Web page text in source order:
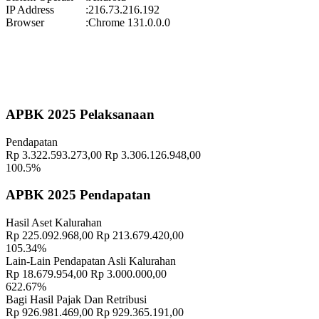
Geografis 10 November 2021
Memahami Peran dan Makna Rois dalam Pembinaan Rois di
Kalurahan Wukirsari 02 April 2024
Sampai Saat Ini 21 November 2022
Profil Lurah 17 November 2021
Sinergi Pamong dan Dukuh Diperkuat dalam Rapat Koordinasi
Pemerintah Kalurahan Wukirsari 22 Juli 2025
Perkenalan Kanit Binmas dan Kanit Intel Polsek Cangkringan Di
Kalurahan Wukirsari 07 Februari 2023
Pekan Olahraga Kalurahan Wukirsari 2025 Segera Hadir!
IP Address
:216.73.216.192
Browser
:Chrome 131.0.0.0
APBK 2025 Pelaksanaan
Pendapatan
Rp 3.322.593.273,00 Rp 3.306.126.948,00
100.5%
APBK 2025 Pendapatan
Hasil Aset Kalurahan
Rp 225.092.968,00 Rp 213.679.420,00
105.34%
Lain-Lain Pendapatan Asli Kalurahan
Rp 18.679.954,00 Rp 3.000.000,00
622.67%
Bagi Hasil Pajak Dan Retribusi
Rp 926.981.469,00 Rp 929.365.191,00